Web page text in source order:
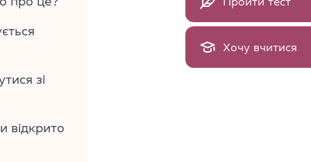
зі
відкрито
Хочу вчитися